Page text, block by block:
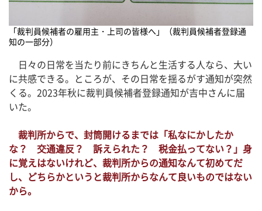
「裁判員候補者の雇用主・上司の皆様へ」（裁判員候補者登録通
知の一部分）
日々の日常を当たり前にきちんと生活する人なら、大い
に共感できる。ところが、その日常を揺るがす通知が突然
くる。2023年秋に裁判員候補者登録通知が吉中さんに届
いた。
裁判所からで、封筒開けるまでは「私なにかしたか
な？ 交通違反？ 訴えられた？ 税金払ってない？」身
に覚えはないけれど、裁判所からの通知なんて初めてだ
し、どちらかというと裁判所からなんて良いものではない
から。